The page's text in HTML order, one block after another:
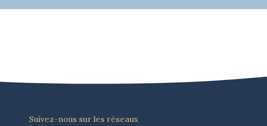
Suivez-nous sur les réseaux